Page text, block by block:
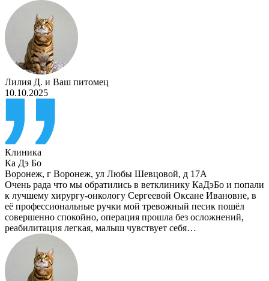
Лилия Д. и Ваш питомец
10.10.2025
Клиника
Ка Дэ Бо
Воронеж, г Воронеж, ул Любы Шевцовой, д 17А
Очень рада что мы обратились в ветклинику КаДэБо и попали
к лучшему хирургу-онкологу Сергеевой Оксане Ивановне, в
её профессиональные ручки мой тревожный песик пошёл
совершенно спокойно, операция прошла без осложнений,
реабилитация легкая, малыш чувствует себя…